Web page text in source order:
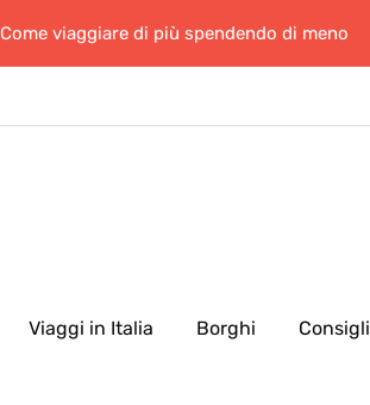
Come viaggiare di più spendendo di meno
Viaggi in Italia Borghi Consigli